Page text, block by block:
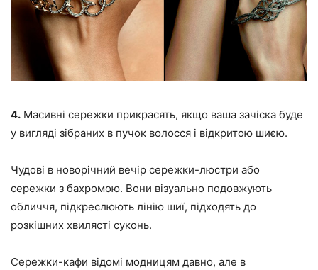
4. Масивні сережки прикрасять, якщо ваша зачіска буде
у вигляді зібраних в пучок волосся і відкритою шиєю.
Чудові в новорічний вечір сережки-люстри або
сережки з бахромою. Вони візуально подовжують
обличчя, підкреслюють лінію шиї, підходять до
розкішних хвилясті суконь.
Сережки-кафи відомі модницям давно, але в